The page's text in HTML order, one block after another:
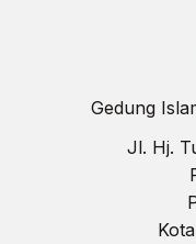
Gedung
Jl. Hj.